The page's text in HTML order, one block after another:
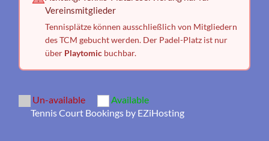
Vereinsmitglieder
Tennisplätze können ausschließlich von Mitgliedern
des TCM gebucht werden. Der Padel-Platz ist nur
über Playtomicbuchbar.
Un-available
Available
Tennis Court Bookings by EZiHosting